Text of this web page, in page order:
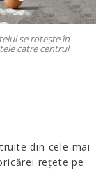
se rotește în
către centrul
din cele mai
rețete pe